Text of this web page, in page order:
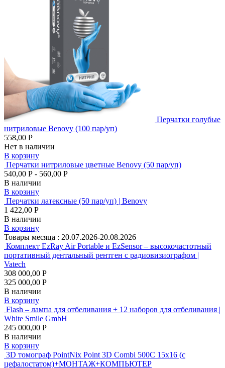
Перчатки голубые
нитриловые Benovy (100 пар/уп)
558,00 Р
Нет в наличии
В корзину
Перчатки нитриловые цветные Benovy (50 пар/уп)
540,00 Р - 560,00 Р
В наличии
В корзину
Перчатки латексные (50 пар/уп) | Benovy
1 422,00 Р
В наличии
В корзину
Товары месяца : 20.07.2026-20.08.2026
Комплект EzRay Air Portable и EzSensor – высокочастотный
портативный дентальный рентген с радиовизиографом |
Vatech
308 000,00 Р
325 000,00 Р
В наличии
В корзину
Flash – лампа для отбеливания + 12 наборов для отбеливания |
White Smile GmbH
245 000,00 Р
В наличии
В корзину
3D томограф PointNix Point 3D Combi 500C 15х16 (с
цефалостатом)+МОНТАЖ+КОМПЬЮТЕР